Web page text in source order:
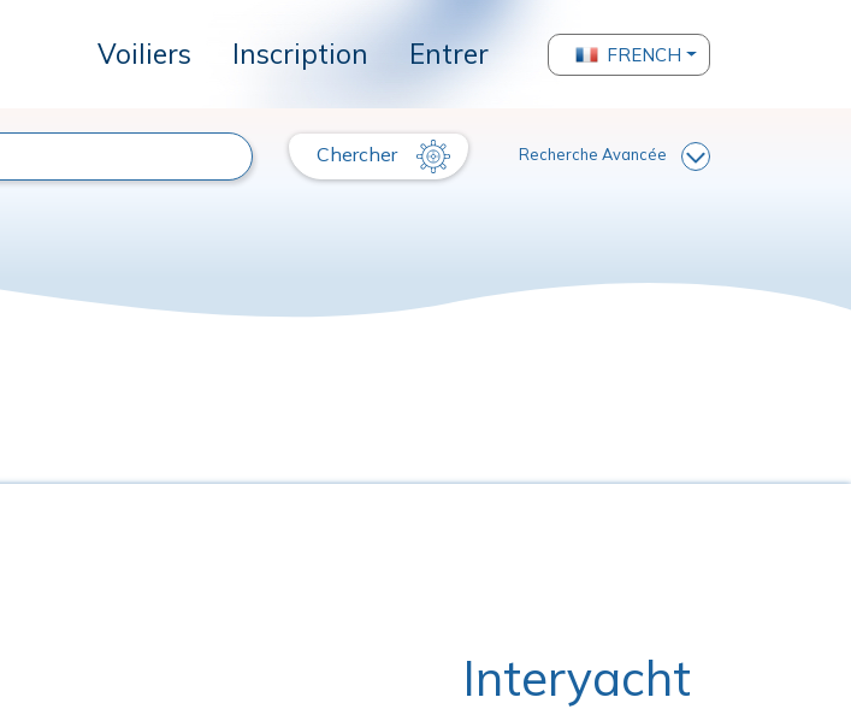
Voiliers Inscription Entrer FRENCH
Chercher Recherche Avancée
Interyacht